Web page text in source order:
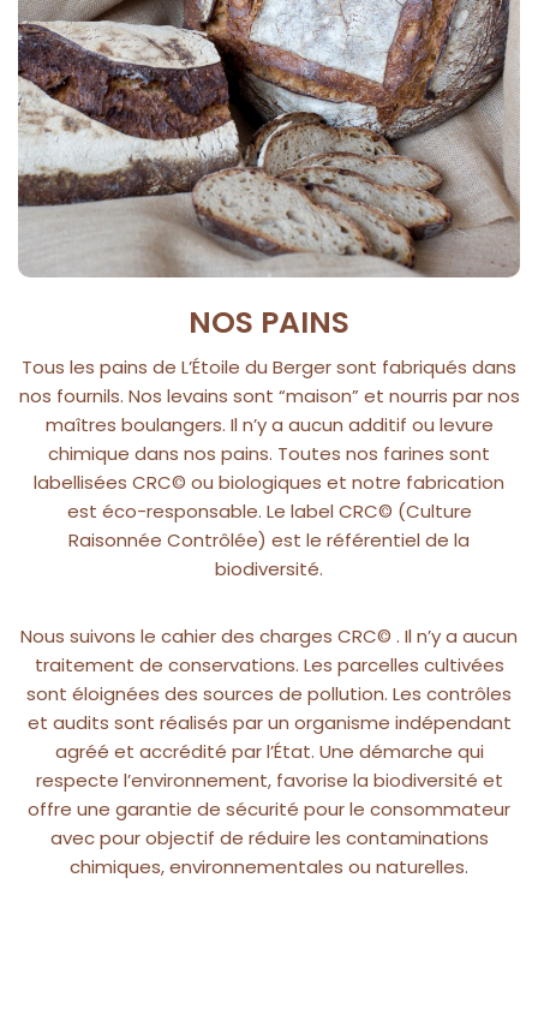
NOS PAINS
Tous les pains de L’Étoile du Berger sont fabriqués dans
nos fournils. Nos levains sont “maison” et nourris par nos
maîtres boulangers. Il n’y a aucun additif ou levure
chimique dans nos pains. Toutes nos farines sont
labellisées CRC© ou biologiques et notre fabrication
est éco-responsable. Le label CRC© (Culture
Raisonnée Contrôlée) est le référentiel de la
biodiversité.
Nous suivons le cahier des charges CRC© . Il n’y a aucun
traitement de conservations. Les parcelles cultivées
sont éloignées des sources de pollution. Les contrôles
et audits sont réalisés par un organisme indépendant
agréé et accrédité par l’État. Une démarche qui
respecte l’environnement, favorise la biodiversité et
offre une garantie de sécurité pour le consommateur
avec pour objectif de réduire les contaminations
chimiques, environnementales ou naturelles.